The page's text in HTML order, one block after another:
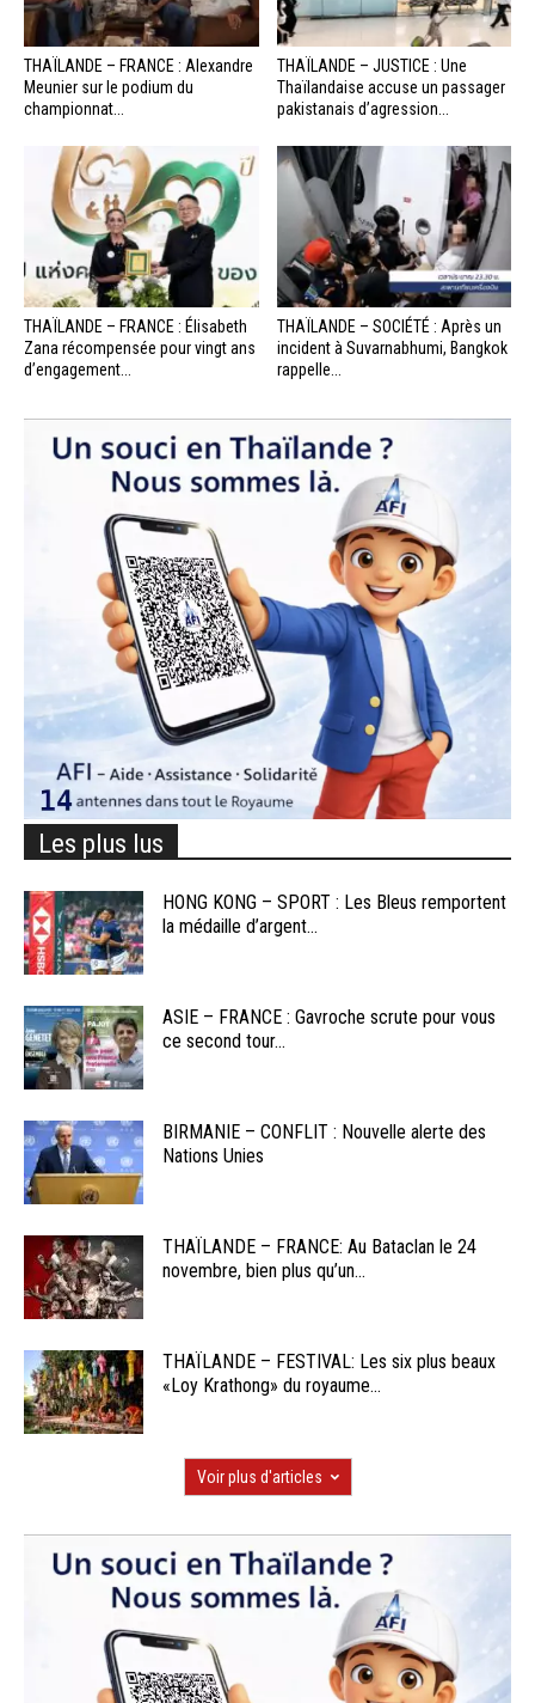
THAÏLANDE – FRANCE : Alexandre
Meunier sur le podium du
championnat...
THAÏLANDE – JUSTICE : Une
Thaïlandaise accuse un passager
pakistanais d’agression...
THAÏLANDE – FRANCE : Élisabeth
Zana récompensée pour vingt ans
d’engagement...
THAÏLANDE – SOCIÉTÉ : Après un
incident à Suvarnabhumi, Bangkok
rappelle...
Les plus lus
HONG KONG – SPORT : Les Bleus remportent
la médaille d’argent...
ASIE – FRANCE : Gavroche scrute pour vous
ce second tour...
BIRMANIE – CONFLIT : Nouvelle alerte des
Nations Unies
THAÏLANDE – FRANCE: Au Bataclan le 24
novembre, bien plus qu’un...
THAÏLANDE – FESTIVAL: Les six plus beaux
«Loy Krathong» du royaume...
Voir plus d'articles